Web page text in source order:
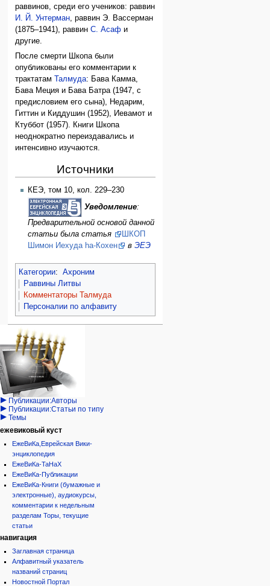
раввинов, среди его учеников: раввин
И. Й. Унтерман, раввин Э. Вассерман
(1875–1941), раввинС. Асаф и
другие.
После смерти Шкопа были
опубликованы его комментарии к
трактатам
Талмуда: Бава Камма,
Бава Меция и Бава Батра (1947, с
предисловием его сына), Недарим,
Гиттин и Киддушин (1952), Иевамот и
Ктуббот (1957). Книги Шкопа
неоднократно переиздавались и
интенсивно изучаются.
Источники
КЕЭ, том 10, кол. 229–230
Уведомление:
Предварительной основой данной
статьи была статья
ШКОП
Шимон Иехуда hа-Кохен
в ЭЕЭ
Категории:
Ахроним
Раввины Литвы
Комментаторы Талмуда
Персоналии по алфавиту
Навигация
персональные инструменты
войти
запрос
учётной
записи
категории
Израиль:Страна и
государство
Иудаизм
Народ
Проекты
Проекты/Участники/
дополнения
Публикации:Авторы
Публикации:Статьи по типу
Темы
ежевиковый куст
ЕжеВиКа,Еврейская Вики-
энциклопедия
ЕжеВиКа-ТаНаХ
ЕжеВиКа-Публикации
ЕжеВиКа-Книги (бумажные и
электронные), аудиокурсы,
комментарии к недельным
разделам Торы, текущие
статьи
навигация
Заглавная страница
Алфавитный указатель
названий страниц
Новостной Портал